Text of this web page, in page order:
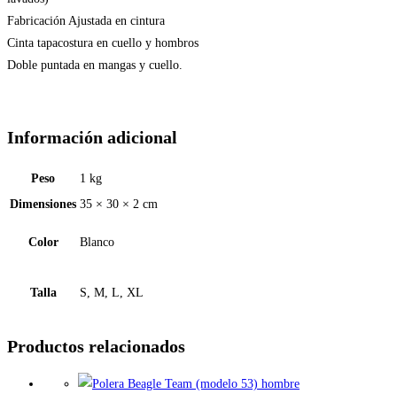
Fabricación Ajustada en cintura
Cinta tapacostura en cuello y hombros
Doble puntada en mangas y cuello.
Información adicional
Peso
1 kg
Dimensiones 35 × 30 × 2 cm
Color Blanco
Talla S, M, L, XL
Productos relacionados